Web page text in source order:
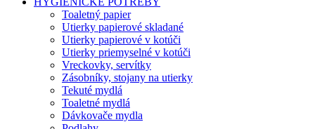
Toaletný papier
Utierky papierové skladané
Utierky papierové v kotúči
Utierky priemyselné v kotúči
Vreckovky, servítky
Zásobníky, stojany na utierky
Tekuté mydlá
Toaletné mydlá
Dávkovače mydla